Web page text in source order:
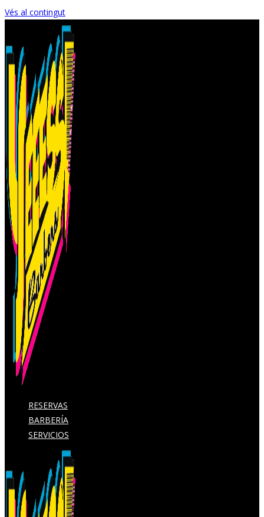
Vés al contingut
RESERVAS
BARBERÍA
SERVICIOS